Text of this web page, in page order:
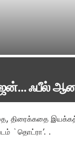
ஃபீல்
திரைக்கதை
`தொட்ரா’. .